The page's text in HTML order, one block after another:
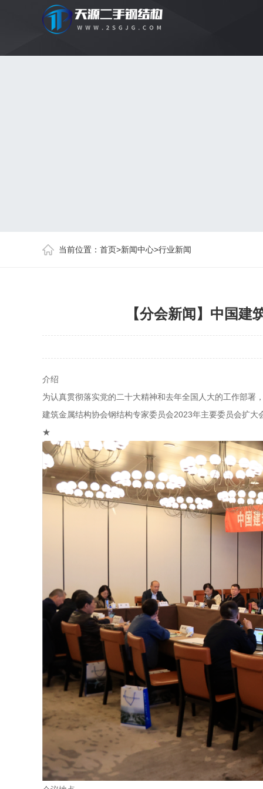
当前位置： 首页>新闻中心>行业新闻
【分会新闻】中国
介绍
为认真贯彻落实党的二十大精神和去年全国人大的工作部署
建筑金属结构协会钢结构专家委员会2023年主要委员会扩
★